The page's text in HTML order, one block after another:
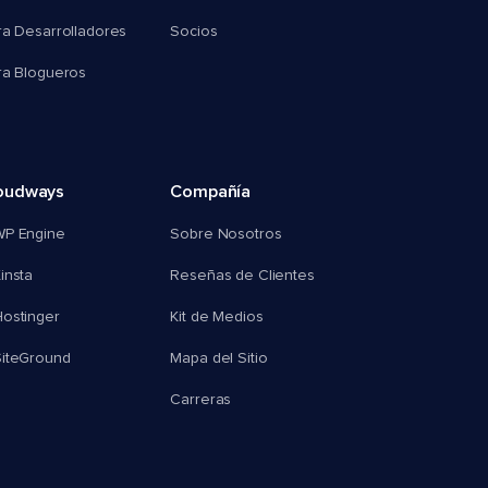
Desarrolladores
Blogueros
Socios
Engine
Compañía
Sobre Nosotros
Reseñas de Clientes
Kit de Medios
Mapa del Sitio
Carreras